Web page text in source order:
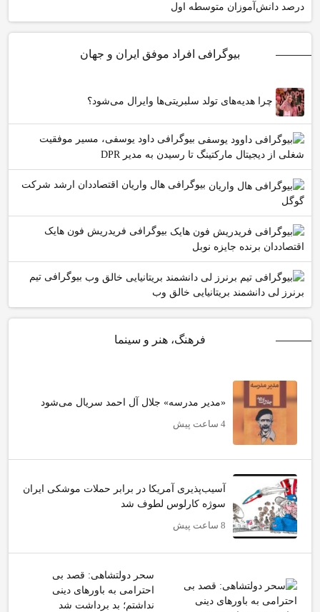
درصد دانش‌آموزان متوسطه اول
بیوگرافی افراد موفق ایران و جهان
چرا هدیه‌های تولد سلبریتی‌ها وایرال می‌شود؟
بیوگرافی داود یوسفی، مسیر موفقیت
شغلی از دیجیتال مارکتینگ تا رسیدن به مدیر DPR
بیوگرافی هال واریان اقتصاددان ارشد شرکت
گوگل
بیوگرافی فریدریش فون هایک
اقتصاددان برنده جایزه نوبل
بیوگرافی تیم
برنرز لی دانشمند بریتانیایی خالق وب
فرهنگ، هنر و سینما
«مدیر مدرسه» جلال آل احمد سریال می‌شود
4 ساعت پیش
آسیب‌پذیری آمریکا در برابر حملات موشکی ایران
سوژه کارلوس لطوف شد
8 ساعت پیش
سحر دولتشاهی: قصد بی
احترامی به باورهای دینی
نداشتم؛ بد برداشت شد